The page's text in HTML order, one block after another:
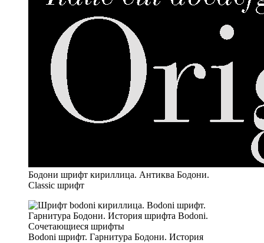
Бодони шрифт кириллица. Антиква Бодони.
Classic шрифт
Bodoni шрифт. Гарнитура Бодони. История